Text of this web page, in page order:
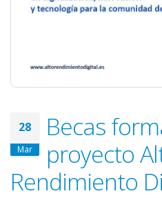
28
Mar
Becas
proyecto
Rendimiento